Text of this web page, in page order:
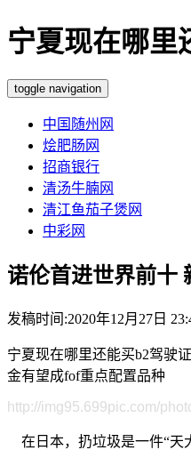
宁夏现在哪里
toggle navigation
中国随州网
烩肥肠网
招商银行
清汤牛腩网
清江鱼茄子煲网
中彩网
诺伦首进世界前十
发稿时间:2020年12月27日
宁夏现在哪里还能买b2驾驶
金有望成fof重点配置品种
http://img95.699pic.com/
在日本，扔垃圾是一件“天